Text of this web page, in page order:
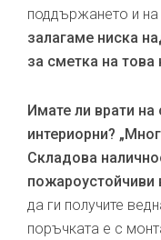
поддържането и на
залагаме ниска
за сметка на
Имате ли врати на
интериорни?
Складова
пожароустойчиви
да ги получите
поръчката е с